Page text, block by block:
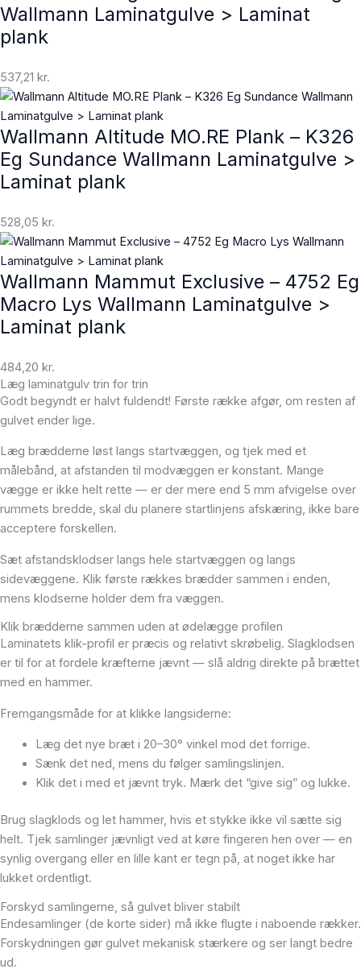
Wallmann Laminatgulve > Laminat
plank
537,21 kr.
Wallmann Altitude MO.RE Plank – K326
Eg Sundance Wallmann Laminatgulve >
Laminat plank
528,05 kr.
Wallmann Mammut Exclusive – 4752 Eg
Macro Lys Wallmann Laminatgulve >
Laminat plank
484,20 kr.
Læg laminatgulv trin for trin
Godt begyndt er halvt fuldendt! Første række afgør, om resten af
gulvet ender lige.
Læg brædderne løst langs startvæggen, og tjek med et
målebånd, at afstanden til modvæggen er konstant. Mange
vægge er ikke helt rette — er der mere end 5 mm afvigelse over
rummets bredde, skal du planere startlinjens afskæring, ikke bare
acceptere forskellen.
Sæt afstandsklodser langs hele startvæggen og langs
sidevæggene. Klik første rækkes brædder sammen i enden,
mens klodserne holder dem fra væggen.
Klik brædderne sammen uden at ødelægge profilen
Laminatets klik-profil er præcis og relativt skrøbelig. Slagklodsen
er til for at fordele kræfterne jævnt — slå aldrig direkte på brættet
med en hammer.
Fremgangsmåde for at klikke langsiderne:
Læg det nye bræt i 20–30° vinkel mod det forrige.
Sænk det ned, mens du følger samlingslinjen.
Klik det i med et jævnt tryk. Mærk det “give sig” og lukke.
Brug slagklods og let hammer, hvis et stykke ikke vil sætte sig
helt. Tjek samlinger jævnligt ved at køre fingeren hen over — en
synlig overgang eller en lille kant er tegn på, at noget ikke har
lukket ordentligt.
Forskyd samlingerne, så gulvet bliver stabilt
Endesamlinger (de korte sider) må ikke flugte i naboende rækker.
Forskydningen gør gulvet mekanisk stærkere og ser langt bedre
ud.